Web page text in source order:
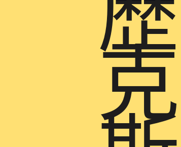
克